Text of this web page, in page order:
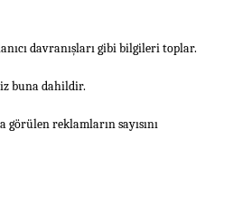
davranışları gibi bilgileri toplar.
buna dahildir.
reklamların sayısını